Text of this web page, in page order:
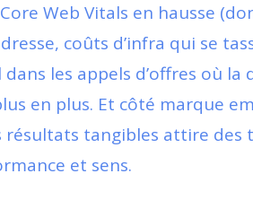
Web Vitals en hausse
coûts d’infra qui se
les appels d’offres où la
en plus. Et côté marque
résultats tangibles attire des
et sens.